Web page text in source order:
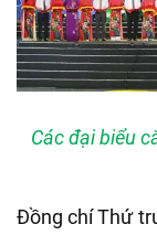
Các đại biểu
Đồng chí Thứ